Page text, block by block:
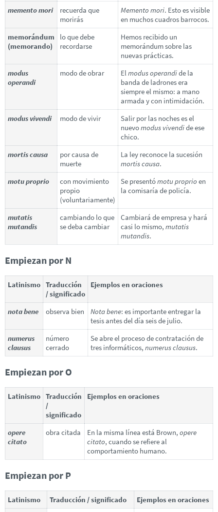
memento mori
recuerda que
morirás
Memento mori. Esto es visible
en muchos cuadros barrocos.
memorándum
(memorando)
lo que debe
recordarse
Hemos recibido un
memorándum sobre las
nuevas prácticas.
modus
operandi
modo de obrar Elmodus operandide la
banda de ladrones era
siempre el mismo: a mano
armada y con intimidación.
modus vivendi
modo de vivir
Salir por las noches es el
nuevomodus vivendide ese
chico.
mortis causa
por causa de
muerte
La ley reconoce la sucesión
mortis causa.
motu proprio
con movimiento
propio
(voluntariamente)
Se presentómotu proprio en
la comisaría de policía.
mutatis
mutandis
cambiando lo que
se deba cambiar
Cambiará de empresa y hará
casi lo mismo, mutatis
mutandis.
Empiezan por N
Latinismo Traducción
/ significado
Ejemplos en oraciones
nota bene observa bien Nota bene: es importante entregar la
tesis antes del día seis de julio.
numerus
clausus
número
cerrado
Se abre el proceso de contratación de
tres informáticos, numerus clausus.
Empiezan por O
Latinismo Traducción
/
significado
Ejemplos en oraciones
opere
citato
obra citada En la misma línea está Brown, opere
citato, cuando se refiere al
comportamiento humano.
Empiezan por P
Latinismo Traducción / significado
Ejemplos en oraciones